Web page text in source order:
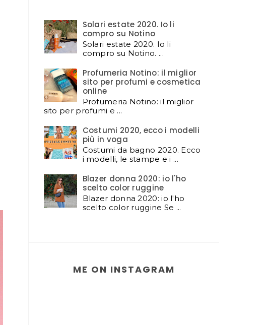
Solari estate 2020. Io li
compro su Notino
Solari estate 2020. Io li
compro su Notino. ...
Profumeria Notino: il miglior
sito per profumi e cosmetica
online
Profumeria Notino: il miglior
sito per profumi e ...
Costumi 2020, ecco i modelli
più in voga
Costumi da bagno 2020. Ecco
i modelli, le stampe e i ...
Blazer donna 2020: io l'ho
scelto color ruggine
Blazer donna 2020: io l'ho
scelto color ruggine Se ...
ME ON INSTAGRAM